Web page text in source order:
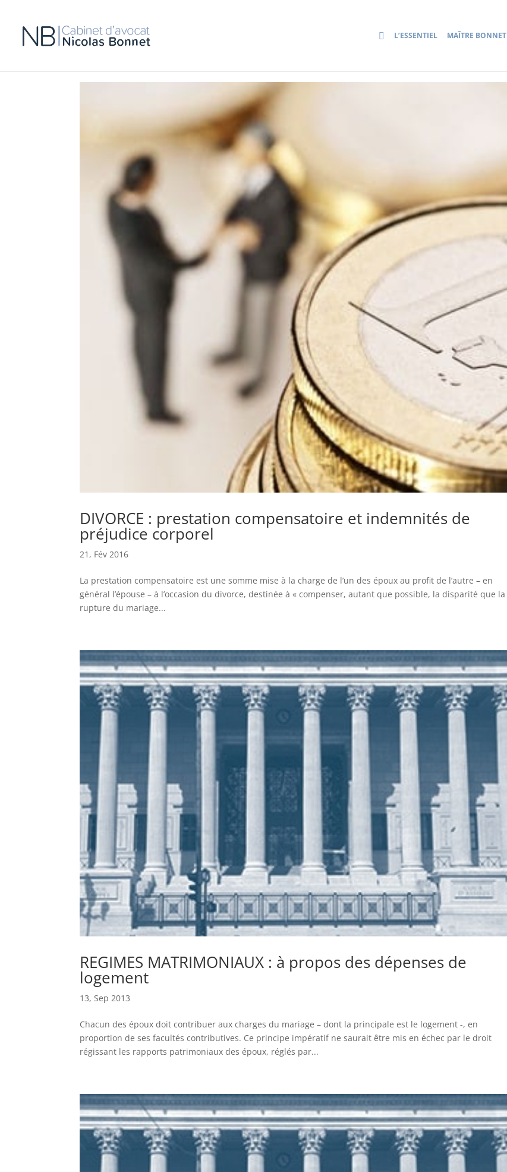
L’ESSENTIEL MAÎTRE BONNET
DIVORCE : prestation compensatoire et indemnités de
préjudice corporel
21, Fév 2016
La prestation compensatoire est une somme mise à la charge de l’un des époux au profit de l’autre – en
général l’épouse – à l’occasion du divorce, destinée à « compenser, autant que possible, la disparité que la
rupture du mariage...
REGIMES MATRIMONIAUX : à propos des dépenses de
logement
13, Sep 2013
Chacun des époux doit contribuer aux charges du mariage – dont la principale est le logement -, en
proportion de ses facultés contributives. Ce principe impératif ne saurait être mis en échec par le droit
régissant les rapports patrimoniaux des époux, réglés par...